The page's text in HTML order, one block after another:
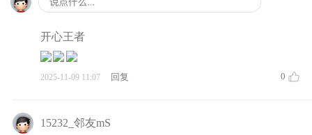
开心王者
0
2025-11-09 11:07 回复
15232_邻友mS